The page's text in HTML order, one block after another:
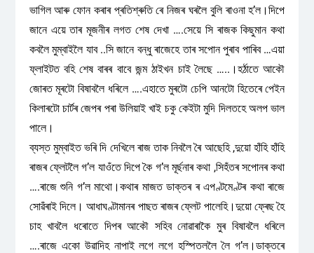
ভাগিল আৰু ফোন কৰাৰ প্ৰতিশ্ৰুতি ৰে নিজৰ ঘৰলৈ বুলি ৰাওনা হ’ল।দিপে
জানে এয়ে তাৰ মূজনীৰ লগত শেষ দেখা ….সেয়ে সি ৰাজক কিছুমান কথা
কবলৈ মুম্বাইলৈ যাব ..সি জানে বন্ধু ৰাজেহে তাৰ সপোন পুৰাব পাৰিব …এয়া
ফ্লাইটত বহি শেষ বাৰৰ বাবে জন্ম ঠাইখন চাই লৈছে …..।হৰ্ঠাতে আকৌ
জোৰত মূৰটো বিষাবলৈ ধৰিলে ….এহাতে মুৰটো চেপি আনটো হিতেৰে পেইন
কিলাৰটো চাৰ্টৰ জেপৰ পৰা উলিয়াই খাই চকু কেইটা মুদি দিলতহে অলপ ভাল
পালে।
ব্যস্ত মুম্বাইত ভৰি দি দেখিলে ৰাজ তাক নিবলৈ ৰৈ আছেহি ,দুয়ো হাঁহি হাঁহি
ৰাজৰ ফ্লেটলৈ গ’ল যাওঁতে দিপে কৈ গ’ল মূৰ্ছনাৰ কথা ,সিহঁতৰ সপোনৰ কথা
….ৰাজে শুনি গ’ল মাথো।কথাৰ মাজত ডাক্তৰ ৰ এপণ্টমেণ্টৰ কথা ৰাজে
সোৱঁৰাই দিলে। আধাঘণ্টামানৰ পাছত ৰাজৰ ফ্লেট পালেহি।দুয়ো ফ্ৰেছ হৈ
চাহ খাবলৈ ধৰোতে দিপৰ আকৌ সহিব নোৱাৰাকৈ মুৰ বিষাবলৈ ধৰিলে
….ৰাজে একো উৱাদিহ নাপাই লগে লগে হস্পিতললৈ লৈ গ’ল।ডাক্তৰে